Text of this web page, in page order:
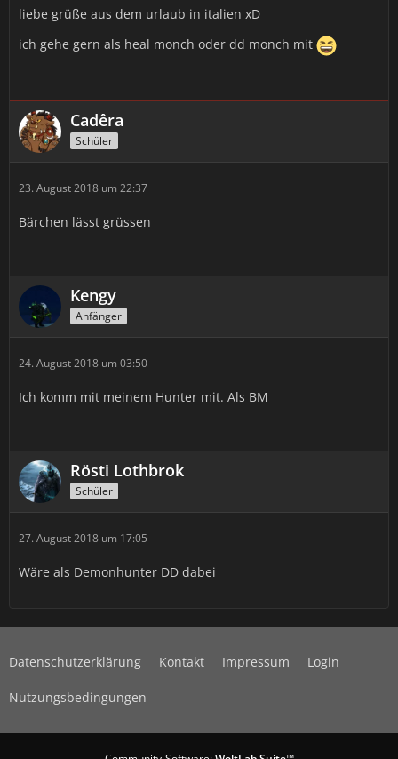
liebe grüße aus dem urlaub in italien xD
ich gehe gern als heal monch oder dd monch mit
Cadêra
Schüler
23. August 2018 um 22:37
Bärchen lässt grüssen
Kengy
Anfänger
24. August 2018 um 03:50
Ich komm mit meinem Hunter mit. Als BM
Rösti Lothbrok
Schüler
27. August 2018 um 17:05
Wäre als Demonhunter DD dabei
Datenschutzerklärung Kontakt Impressum Login
Nutzungsbedingungen